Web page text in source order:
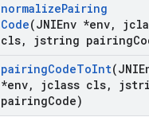
normalizePairing
Code(JNIEnv *env,
cls, jstring pairing
pairingCodeToInt
*env, jclass cls,
pairingCode)